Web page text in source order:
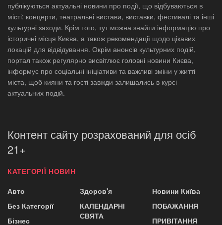
публікуються актуальні новини про події, що відбуваються в
місті: концерти, театральні вистави, виставки, фестивалі та інші
культурні заходи. Крім того, тут можна знайти інформацію про
історичні місця Києва, а також рекомендації щодо цікавих
локацій для відвідування. Окрім анонсів культурних подій,
портал також регулярно висвітлює головні новини Києва,
інформує про соціальні ініціативи та важливі зміни у житті
міста, щоб кияни та гості завжди залишались в курсі
актуальних подій.
Контент сайту розрахований для осіб
21+
КАТЕГОРІЇ НОВИН
Авто
Без Категорії
Бізнес
Здоров'я
КАЛЕНДАРНІ
СВЯТА
Новини Київа
ПОБАЖАННЯ
ПРИВІТАННЯ